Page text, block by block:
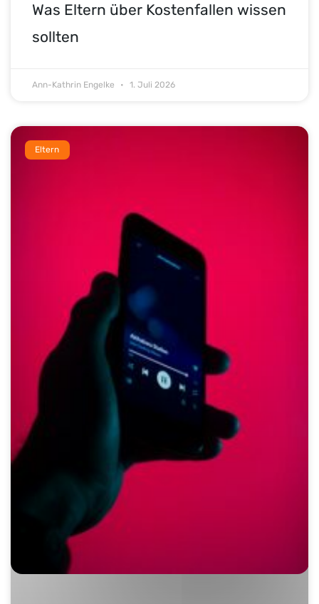
Was Eltern über Kostenfallen wissen
sollten
Ann-Kathrin Engelke 1. Juli 2026
Eltern